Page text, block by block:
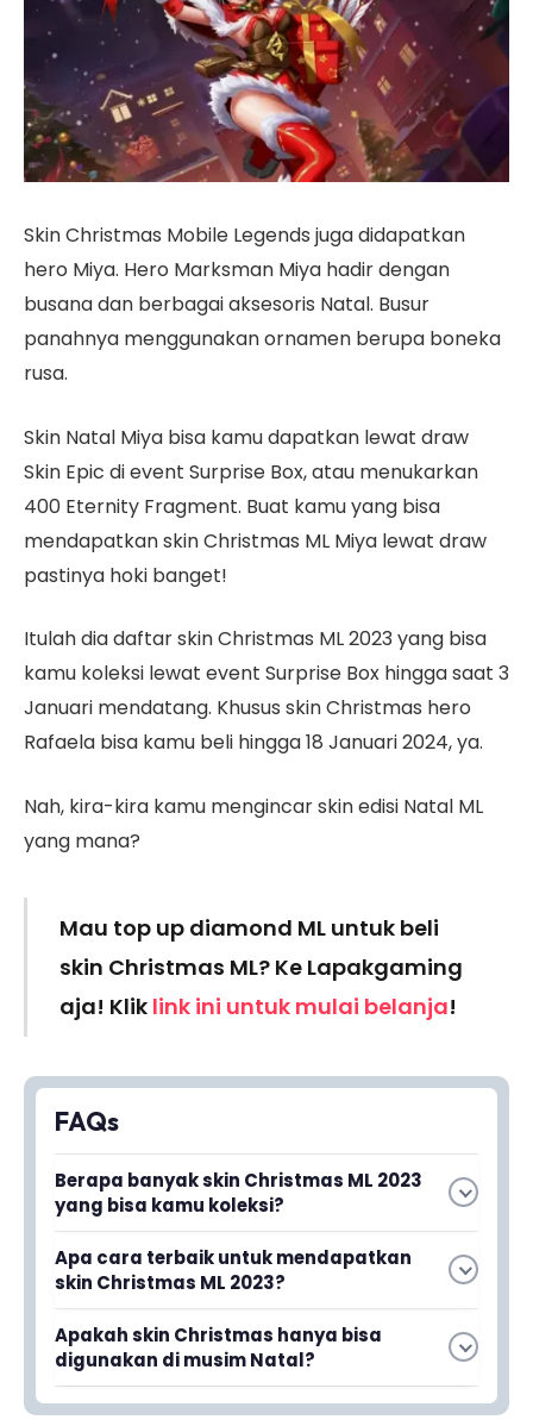
Skin Christmas Mobile Legends juga didapatkan
hero Miya. Hero Marksman Miya hadir dengan
busana dan berbagai aksesoris Natal. Busur
panahnya menggunakan ornamen berupa boneka
rusa.
Skin Natal Miya bisa kamu dapatkan lewat draw
Skin Epic di event Surprise Box, atau menukarkan
400 Eternity Fragment. Buat kamu yang bisa
mendapatkan skin Christmas ML Miya lewat draw
pastinya hoki banget!
Itulah dia daftar skin Christmas ML 2023 yang bisa
kamu koleksi lewat event Surprise Box hingga saat 3
Januari mendatang. Khusus skin Christmas hero
Rafaela bisa kamu beli hingga 18 Januari 2024, ya.
Nah, kira-kira kamu mengincar skin edisi Natal ML
yang mana?
Mau top up diamond ML untuk beli
skin Christmas ML? Ke Lapakgaming
aja! Klik link ini untuk mulai belanja!
FAQs
Berapa banyak skin Christmas ML 2023
yang bisa kamu koleksi?
Ada 11 skin Christmas ML 2023 yang wajib kamu
koleksi untuk melengkapi koleksi hero favorit
Apa cara terbaik untuk mendapatkan
skin Christmas ML 2023?
Kamu bisa mendapatkan skin Christmas ML
2023 melalui event draw yang diberikan oleh
Moonton sebagai hadiah edisi khusus Natal
2023.
Apakah skin Christmas hanya bisa
digunakan di musim Natal?
Tidak, skin Christmas yang kamu koleksi bisa